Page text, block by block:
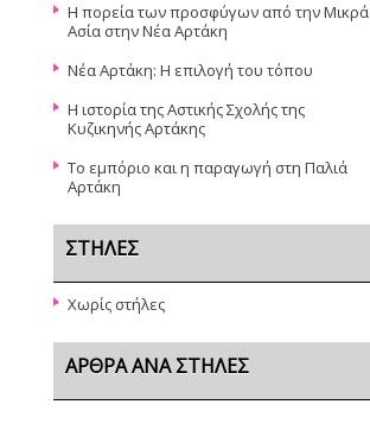
Η πορεία των προσφύγων από την Μικρά
Ασία στην Νέα Αρτάκη
Νέα Αρτάκη: Η επιλογή του τόπου
Η ιστορία της Αστικής Σχολής της
Κυζικηνής Αρτάκης
Το εμπόριο και η παραγωγή στη Παλιά
Αρτάκη
ΣΤΉΛΕΣ
Χωρίς στήλες
ΆΡΘΡΑ ΑΝΆ ΣΤΉΛΕΣ